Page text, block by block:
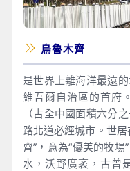
烏魯木齊
是世界上離海洋最遠
維吾爾自治區的首府
（占全中國面積六分
路北道必經城市。世
齊”，意為“優美的牧
水，沃野廣袤，古曾